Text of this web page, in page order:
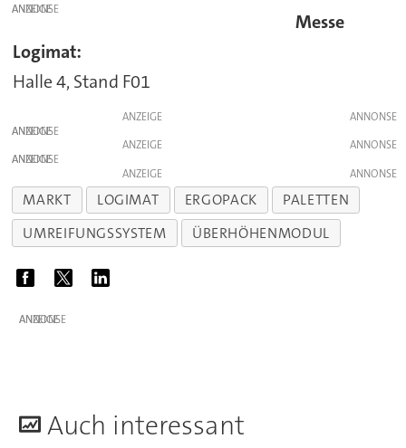
ANZEIGE
Messe
Logimat:
Halle 4, Stand F01
ANZEIGE
ANZEIGE
ANZEIGE
ANZEIGE
ANZEIGE
MARKT LOGIMAT ERGOPACK
PALETTEN
UMREIFUNGSSYSTEM
ÜBERHÖHENMODUL
ANZEIGE
Auch interessant